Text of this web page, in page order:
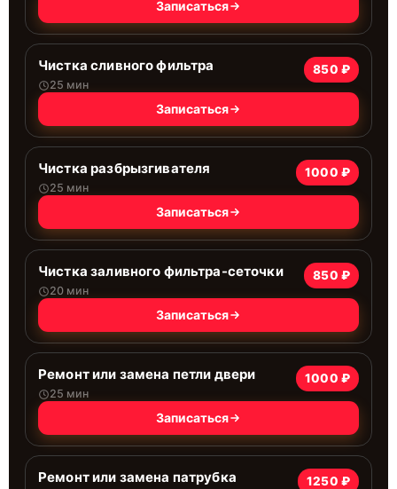
Записаться
Чистка сливного фильтра
25 мин
850 ₽
Записаться
Чистка разбрызгивателя
25 мин
1000 ₽
Записаться
Чистка заливного фильтра-сеточки
20 мин
850 ₽
Записаться
Ремонт или замена петли двери
25 мин
1000 ₽
Записаться
Ремонт или замена патрубка 1250 ₽